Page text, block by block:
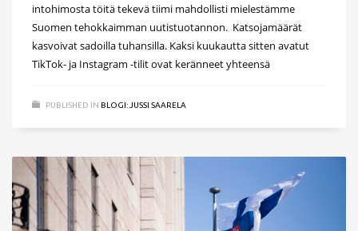
intohimosta töitä tekevä tiimi mahdollisti mielestämme
Suomen tehokkaimman uutistuotannon. Katsojamäärät
kasvoivat sadoilla tuhansilla. Kaksi kuukautta sitten avatut
TikTok- ja Instagram -tilit ovat keränneet yhteensä
PUBLISHED IN BLOGI: JUSSI SAARELA